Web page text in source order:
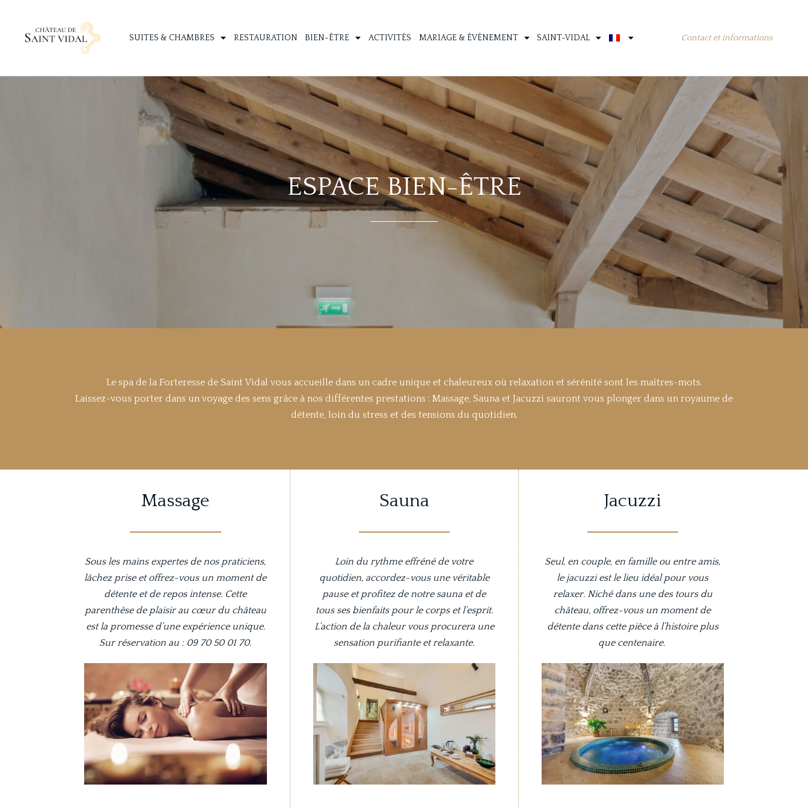
SUITES & CHAMBRES RESTAURATION BIEN-ÊTRE ACTIVITÉS MARIAGE & ÉVÈNEMENT SAINT-VIDAL Contact et informations
ESPACE BIEN-ÊTRE
Le spa de la Forteresse de Saint Vidal vous accueille dans un cadre unique et chaleureux où relaxation et sérénité sont les maîtres-mots.
Laissez-vous porter dans un voyage des sens grâce à nos différentes prestations : Massage, Sauna et Jacuzzi sauront vous plonger dans un royaume de
détente, loin du stress et des tensions du quotidien.
Massage
Sous les mains expertes de nos praticiens,
lâchez prise et offrez-vous un moment de
détente et de repos intense. Cette
parenthèse de plaisir au cœur du château
est la promesse d’une expérience unique.
Sur réservation au : 09 70 50 01 70.
Sauna
Loin du rythme effréné de votre
quotidien, accordez-vous une véritable
pause et profitez de notre sauna et de
tous ses bienfaits pour le corps et l’esprit.
L’action de la chaleur vous procurera une
sensation purifiante et relaxante.
Jacuzzi
Seul, en couple, en famille ou entre amis,
le jacuzzi est le lieu idéal pour vous
relaxer. Niché dans une des tours du
château, offrez-vous un moment de
détente dans cette pièce à l’histoire plus
que centenaire.